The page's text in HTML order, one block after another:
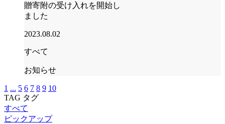
贈寄附の受け入れを開始し
ました
2023.08.02
すべて
お知らせ
1 ... 5 6 7 8 9 10
TAG タグ
すべて
ピックアップ